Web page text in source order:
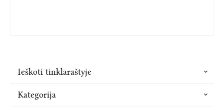
Ieškoti tinklaraštyje
Kategorija